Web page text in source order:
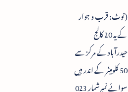
(نوٹ: قرب و جوار
کے یہ 20 کالج
حیدرآباد کے مرکز سے
50 کلومیٹر کے اندر ہیں
سوائے نمبرشمار 023